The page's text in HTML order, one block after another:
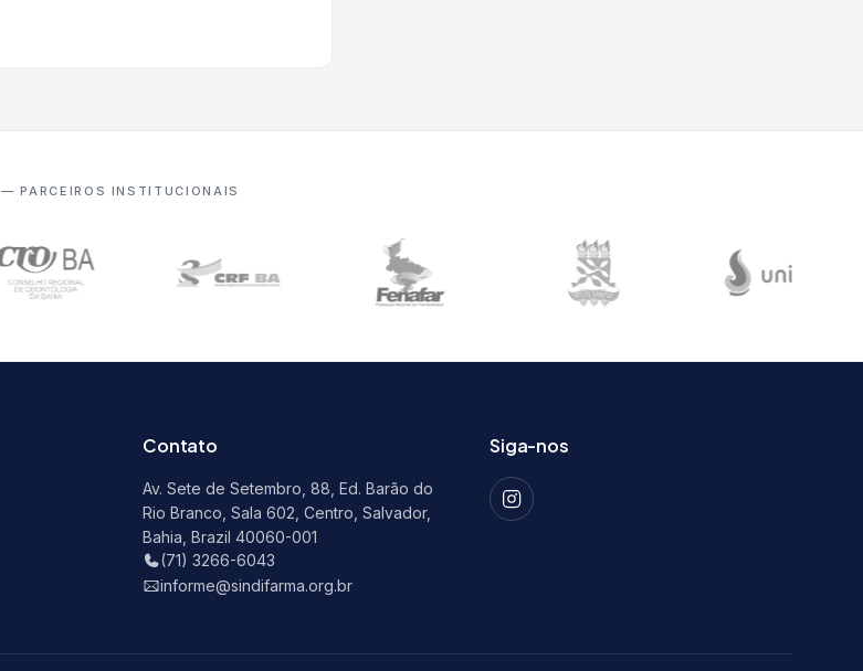
— PARCEIROS INSTITUCIONAIS
Contato
Av. Sete de Setembro, 88, Ed. Barão do
Rio Branco, Sala 602, Centro, Salvador,
Bahia, Brazil 40060-001
(71) 3266-6043
informe@sindifarma.org.br
Siga-nos